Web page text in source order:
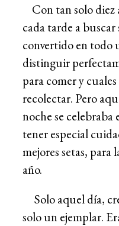
Con tan solo diez
cada tarde a buscar
convertido en todo
distinguir
para comer y
recolectar. Pero
noche se celebraba
tener especial
mejores setas, para
año.
Solo aquel día,
solo un ejemplar.